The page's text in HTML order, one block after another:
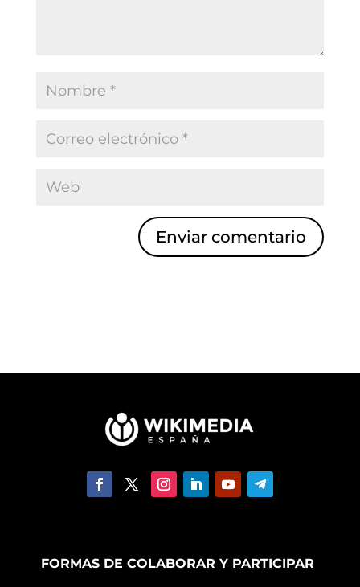
Enviar comentario
FORMAS DE COLABORAR Y PARTICIPAR